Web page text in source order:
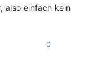
also einfach kein
0